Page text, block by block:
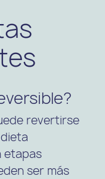
revertirse
etapas
ser más